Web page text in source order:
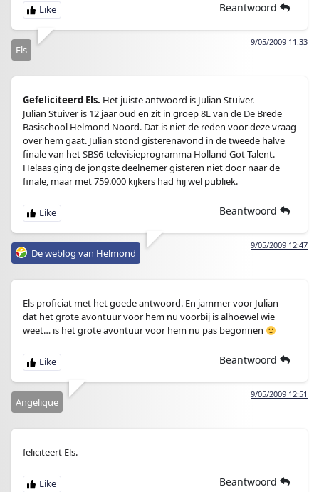
Beantwoord
9/05/2009 11:33
Els
Gefeliciteerd Els. Het juiste antwoord is Julian Stuiver.
Julian Stuiver is 12 jaar oud en zit in groep 8L van de De Brede
Basischool Helmond Noord. Dat is niet de reden voor deze vraag
over hem gaat. Julian stond gisterenavond in de tweede halve
finale van het SBS6-televisieprogramma Holland Got Talent.
Helaas ging de jongste deelnemer gisteren niet door naar de
finale, maar met 759.000 kijkers had hij wel publiek.
Beantwoord
9/05/2009 12:47
De weblog van Helmond
Els proficiat met het goede antwoord. En jammer voor Julian
dat het grote avontuur voor hem nu voorbij is alhoewel wie
weet… is het grote avontuur voor hem nu pas begonnen
Beantwoord
9/05/2009 12:51
Angelique
feliciteert Els.
Beantwoord